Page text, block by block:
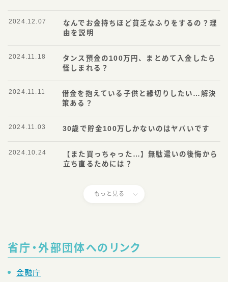
なんでお金持ちほど貧乏なふりをするの？理
由を説明
2024.12.07
タンス預金の100万円、まとめて入金したら
怪しまれる？
2024.11.18
借金を抱えている子供と縁切りしたい…解決
策ある？
2024.11.11
30歳で貯金100万しかないのはヤバいです
2024.11.03
【また買っちゃった…】無駄遣いの後悔から
立ち直るためには？
2024.10.24
もっと見る
省庁・外部団体へのリンク
金融庁